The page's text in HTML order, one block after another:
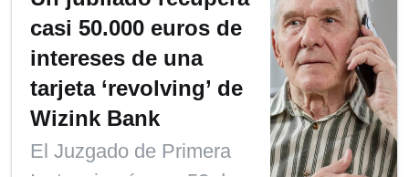
casi 50.000 euros de
intereses de una
tarjeta ‘revolving’ de
Wizink Bank
El Juzgado de Primera